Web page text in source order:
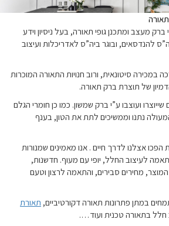
תאורה
1988 ע”י שימי ברק מעצב ומתכנן גופי תאורה, בעל ניסיון וידע
להנדסאים, ובוגר ביה”ס לאדריכלות ועיצוב
סיטונאית, ורוב חנויות התאורה המוכרות
של תוצרת ברק תאורה.
שייוצרו ועוצבו ע”י ברק שמשון. כמו כן חומרי הגלם
נתנו וממשיכים לתת את הטון, בענף
הפכו אצלנו לדרך חיים . אנו מאמינים שמנורות
לעיצוב החלל, יופי עם מעוף. חדשנות,
המוצר, מחירים סבירים, והתאמה לרצון וטעם
במתן פתרונות תאורה דקורטיביים, תאורת
חלל בתאורה טכנית ועוד….